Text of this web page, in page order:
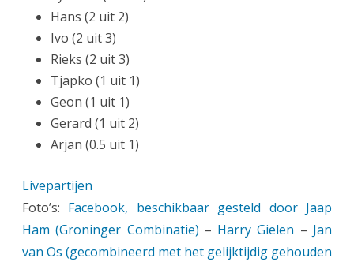
Hans (2 uit 2)
Ivo (2 uit 3)
Rieks (2 uit 3)
Tjapko (1 uit 1)
Geon (1 uit 1)
Gerard (1 uit 2)
Arjan (0.5 uit 1)
Livepartijen
Foto’s: Facebook, beschikbaar gesteld door Jaap
Ham (Groninger Combinatie) – Harry Gielen – Jan
van Os (gecombineerd met het gelijktijdig gehouden